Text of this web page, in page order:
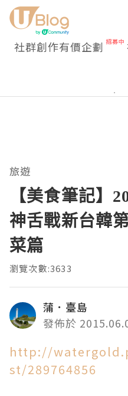
社群創作有價企劃
旅遊
【美食筆記】
神舌戰新台韓
菜篇
瀏覽次數:3633
蒲．臺島
發佈於
http://
st/289764856